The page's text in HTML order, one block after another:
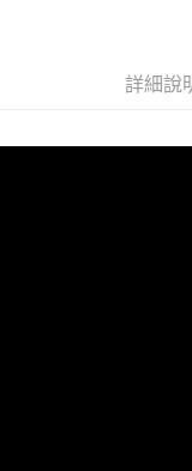
１．透過由恩沛科技股
２．關於個人資料處理
付款後萊爾富取貨
詳細說